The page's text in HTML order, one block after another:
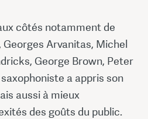
côtés notamment de
Arvanitas, Michel
George Brown, Peter
a appris son
aussi à mieux
des goûts du public.